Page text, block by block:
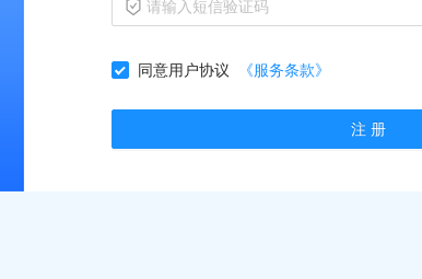
同意用户协议 《服务条款》
注 册